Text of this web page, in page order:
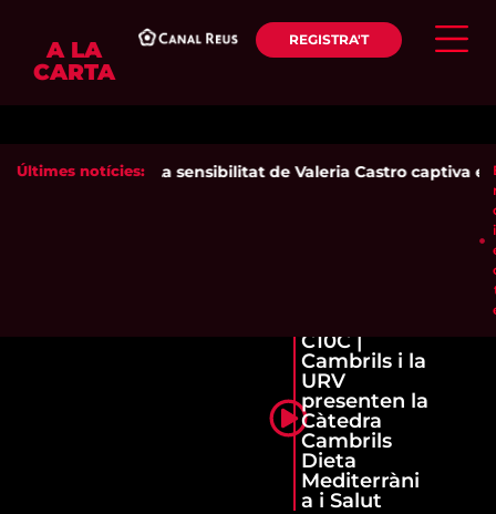
A LA
CARTA
REGISTRA'T
Últimes notícies:La sensibilitat de Valeria Castro captiva el
C10C |
Cambrils i la
URV
presenten la
Càtedra
Cambrils
Dieta
Mediterràni
a i Salut